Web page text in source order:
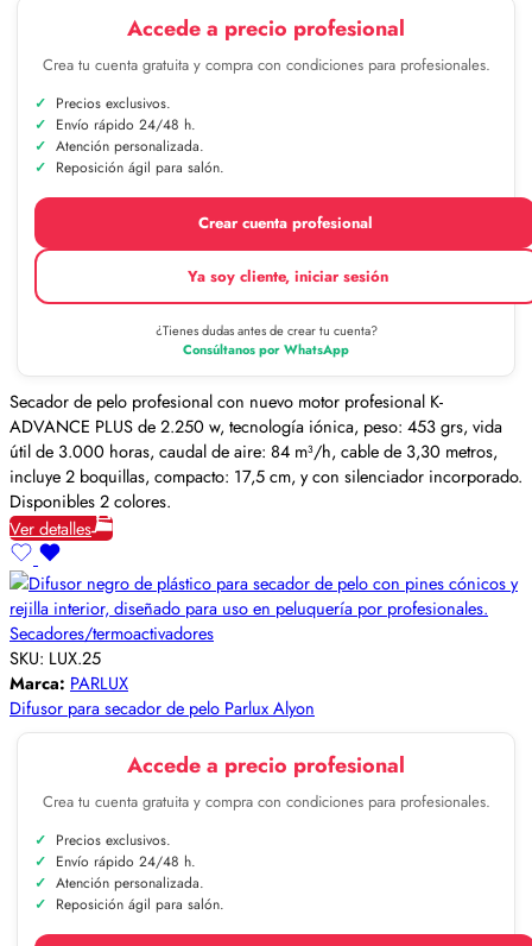
Accede a precio profesional
Crea tu cuenta gratuita y compra con condiciones para profesionales.
Precios exclusivos.
Envío rápido 24/48 h.
Atención personalizada.
Reposición ágil para salón.
Crear cuenta profesional
Ya soy cliente, iniciar sesión
¿Tienes dudas antes de crear tu cuenta?
Consúltanos por WhatsApp
Secador de pelo profesional con nuevo motor profesional K-
ADVANCE PLUS de 2.250 w, tecnología iónica, peso: 453 grs, vida
útil de 3.000 horas, caudal de aire: 84 m³/h, cable de 3,30 metros,
incluye 2 boquillas, compacto: 17,5 cm, y con silenciador incorporado.
Disponibles 2 colores.
Ver detalles
Secadores/termoactivadores
SKU: LUX.25
Marca: PARLUX
Difusor para secador de pelo Parlux Alyon
Accede a precio profesional
Crea tu cuenta gratuita y compra con condiciones para profesionales.
Precios exclusivos.
Envío rápido 24/48 h.
Atención personalizada.
Reposición ágil para salón.